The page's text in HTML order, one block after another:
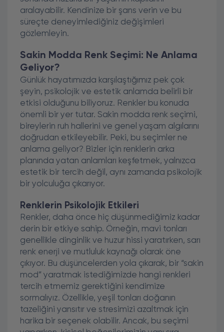
aralayabilir. Kendinize bir şans verin ve bu
süreçte deneyimlediğiniz değişimleri
gözlemleyin.
Sakin Modda Renk Seçimi: Ne Anlama
Geliyor?
Günlük hayatımızda karşılaştığımız pek çok
şeyin, psikolojik ve estetik anlamda belirli bir
etkisi olduğunu biliyoruz. Renkler bu konuda
önemli bir yer tutar. Sakin modda renk seçimi,
bireylerin ruh hallerini ve genel yaşam algılarını
doğrudan etkileyebilir. Peki, bu seçimler ne
anlama geliyor? Bizler için renklerin arka
planında yatan anlamları keşfetmek, yalnızca
estetik bir tercih değil, aynı zamanda psikolojik
bir yolculuğa çıkarıyor.
Renklerin Psikolojik Etkileri
Renkler, daha önce hiç düşünmediğimiz kadar
derin bir etkiye sahip. Örneğin, mavi tonları
genellikle dinginlik ve huzur hissi yaratırken, sarı
renk enerji ve mutluluk kaynağı olarak öne
çıkıyor. Bu düşüncelerden yola çıkarak, bir “sakin
mod” yaratmak istediğimizde hangi renkleri
tercih etmemiz gerektiğini kendimize
sormalıyız. Özellikle, yeşil tonları doğanın
tazeliğini yansıtır ve stresimizi azaltmak için
harika bir seçenek olabilir. Ancak, bu seçimi